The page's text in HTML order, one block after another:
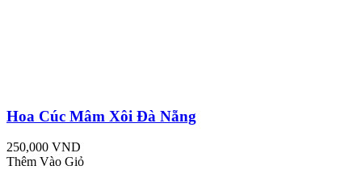
Hoa Cúc Mâm Xôi Đà Nẵng
250,000 VND
Thêm Vào Giỏ